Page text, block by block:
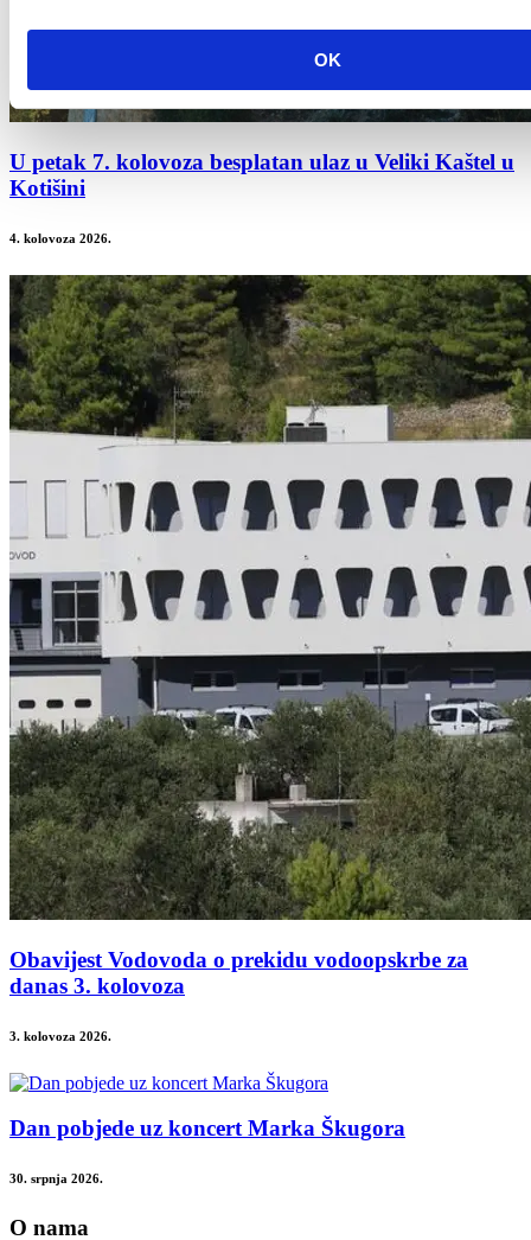
OK
U petak 7. kolovoza besplatan ulaz u Veliki Kaštel u
Kotišini
4. kolovoza 2026.
Obavijest Vodovoda o prekidu vodoopskrbe za
danas 3. kolovoza
3. kolovoza 2026.
Dan pobjede uz koncert Marka Škugora
30. srpnja 2026.
O nama